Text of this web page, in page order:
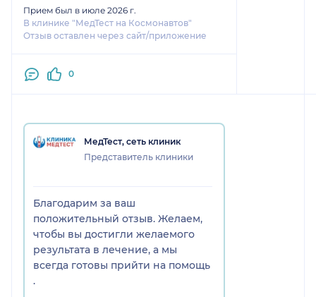
позицию, а не жалость и
поглаживания по голове. Здесь я это
получил. Если вам нужен план, а не
ответственность за свою жизнь —
этот специалист для вас.
Прием был в июле 2026 г.
В клинике "МедТест на Космонавтов"
Отзыв оставлен через сайт/приложение
0
МедТест, сеть клиник
Представитель клиники
Благодарим за ваш
положительный отзыв. Желаем,
чтобы вы достигли желаемого
результата в лечение, а мы
всегда готовы прийти на помощь
.